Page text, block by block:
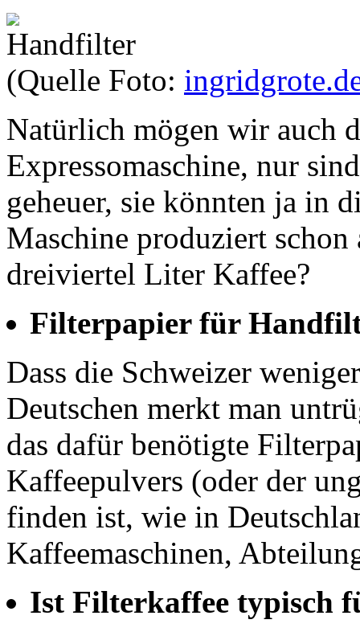
(Quelle Foto:
Natürlich mögen wir auch
Expressomaschine, nur
geheuer, sie könnten ja in
Maschine produziert
dreiviertel Liter Kaffee?
Filterpapier für
Dass die Schweizer
Deutschen merkt man
das dafür benötigte
Kaffeepulvers (oder der
finden ist, wie in
Kaffeemaschinen,
Ist Filterkaffee typisch